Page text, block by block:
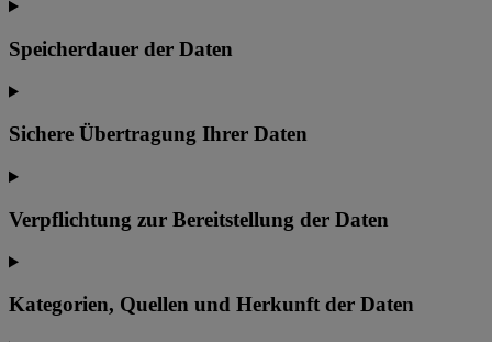
Speicherdauer der Daten
Sichere Übertragung Ihrer Daten
Verpflichtung zur Bereitstellung der Daten
Kategorien, Quellen und Herkunft der Daten